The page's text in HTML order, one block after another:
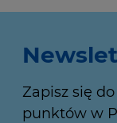
Zapisz się
punktów w